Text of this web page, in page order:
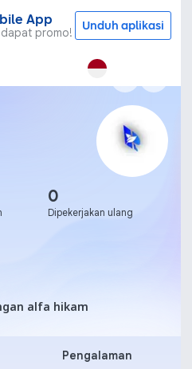
App
promo! Unduh aplikasi
0
Dipekerjakan ulang
alfa hikam
alfa hikam
Pengalaman